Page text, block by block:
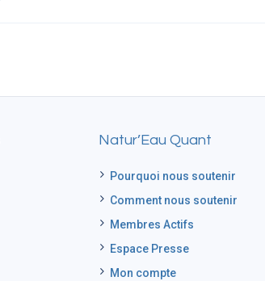
Natur’Eau Quant
Pourquoi nous soutenir
Comment nous soutenir
Membres Actifs
Espace Presse
Mon compte